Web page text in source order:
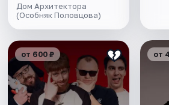
Дом Архитектора
(Особняк Половцова)
от 600 ₽ от